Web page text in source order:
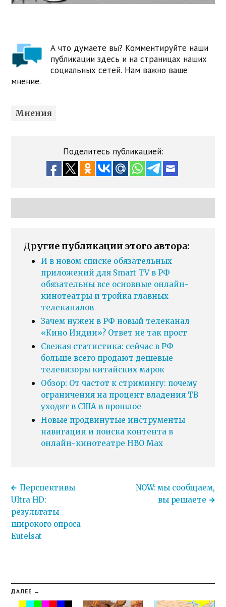
А что думаете вы? Комментируйте наши
публикации здесь и на страницах наших
социальных сетей. Нам важно ваше
мнение.
Мнения
Поделитесь публикацией:
Другие публикации этого автора:
И в новом списке обязательных
приложений для Smart TV в РФ
обязательны все основные онлайн-
кинотеатры и тройка главных
телеканалов
Зачем нужен в РФ новый телеканал
«Кино Индии»? Ответ не так прост
Свежая статистика: сейчас в РФ
больше всего продают дешевые
телевизоры китайских марок
Обзор: От частот к стримингу: почему
ограничения на процент владения ТВ
уходят в США в прошлое
Новые продвинутые инструменты
навигации и поиска контента в
онлайн-кинотеатре HBO Max
Перспективы
Ultra HD:
результаты
широкого опроса
Eutelsat
NOW: мы сообщаем,
вы решаете
ДАЛЕЕ →